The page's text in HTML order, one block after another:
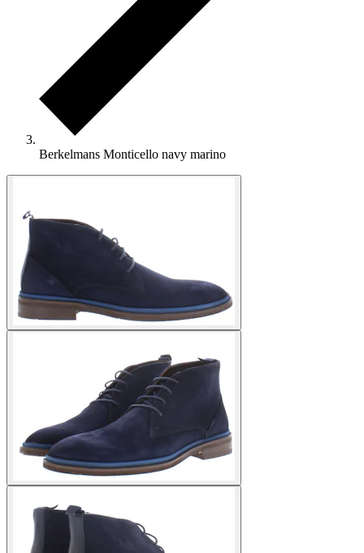
Berkelmans Monticello navy marino